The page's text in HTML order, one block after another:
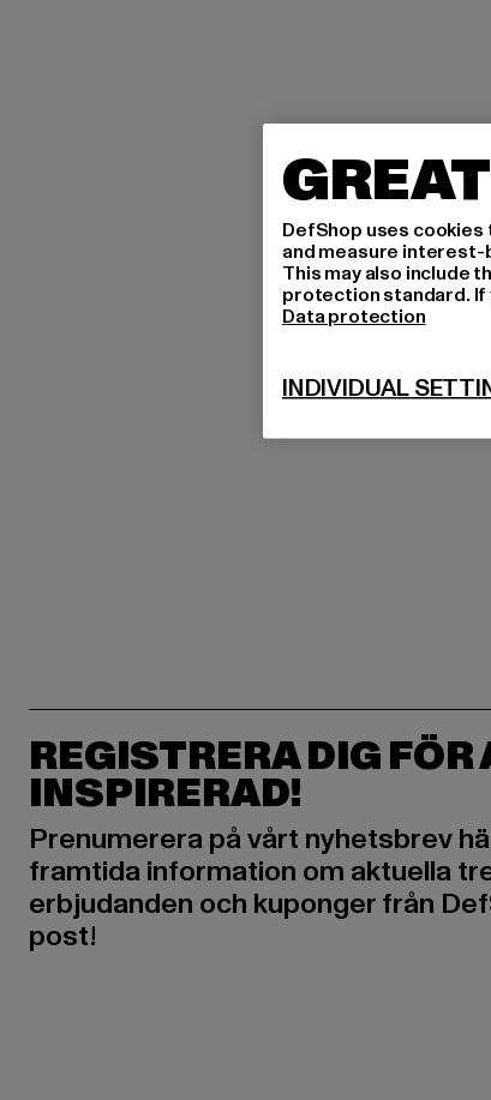
REGISTRERA DIG
INSPIRERAD!
Prenumerera på vårt nyhetsbrev
framtida information om aktuella
erbjudanden och kuponger från
post!
DefShop uses
and measure interest-
This may also include
protection standard. If
Data protection
INDIVIDUAL